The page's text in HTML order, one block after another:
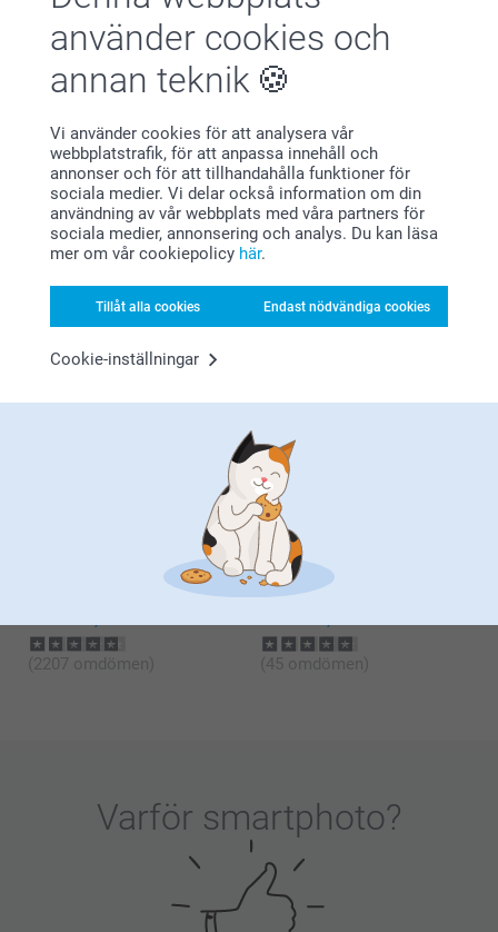
använder cookies och
annan teknik
Vi använder cookies för att analysera vår
webbplatstrafik, för att anpassa innehåll och
annonser och för att tillhandahålla funktioner för
sociala medier. Vi delar också information om din
användning av vår webbplats med våra partners för
sociala medier, annonsering och analys. Du kan läsa
mer om vår cookiepolicy här.
Tillåt alla cookies Endast nödvändiga cookies
Cookie-inställningar
Hej Maria,
enkelt och superfint sätt att skapa ett eget konstverk
med favoritbilden. Tack för att du delar med dig!
🩵-liga hälsningar
Helene @smartphoto
Hilda Giertz,
2026-05-29
Jag tycker det är bra kvalitet på bilderna och den blev
Anna Ahlénius,
2026-05-14
Blev precis som jag hade tänkt mig
Visa mer
Relaterade produkter
Väggklocka
5 varianter
Från
(35 omdömen)
(2207 omdömen)
Canvas Deluxe
Mer än 10 varianter
(45 omdömen)
Varför smartphoto?